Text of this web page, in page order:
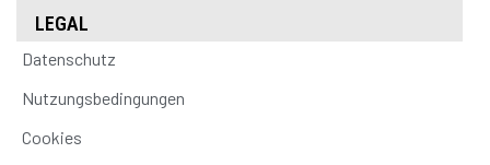
LEGAL
Datenschutz
Nutzungsbedingungen
Cookies